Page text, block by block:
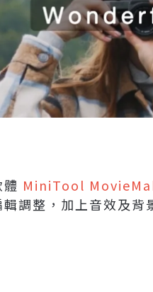
MiniTool
調整，加上音效及